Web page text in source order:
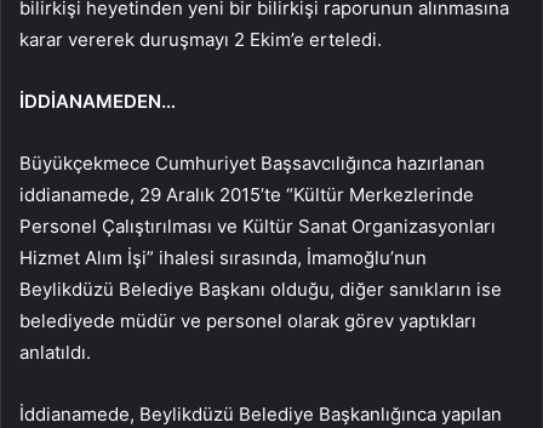
bilirkişi heyetinden yeni bir bilirkişi raporunun alınmasına
karar vererek duruşmayı 2 Ekim’e erteledi.
İDDİANAMEDEN…
Büyükçekmece Cumhuriyet Başsavcılığınca hazırlanan
iddianamede, 29 Aralık 2015’te “Kültür Merkezlerinde
Personel Çalıştırılması ve Kültür Sanat Organizasyonları
Hizmet Alım İşi” ihalesi sırasında, İmamoğlu’nun
Beylikdüzü Belediye Başkanı olduğu, diğer sanıkların ise
belediyede müdür ve personel olarak görev yaptıkları
anlatıldı.
İddianamede, Beylikdüzü Belediye Başkanlığınca yapılan